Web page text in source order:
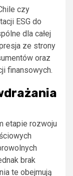
czy
ESG do
dla całej
ze strony
oraz
finansowych.
etapie rozwoju
brak
te obejmują